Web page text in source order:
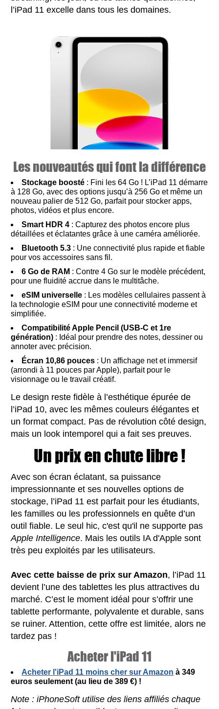
l’iPad 11 excelle dans tous les domaines.
Les nouveautés qui font la différence
Stockage boosté : Fini les 64 Go ! L’iPad 11 démarre
à 128 Go, avec des options jusqu’à 256 Go et même un
nouveau palier de 512 Go, parfait pour stocker apps,
photos, vidéos et plus encore.
Smart HDR 4 : Capturez des photos encore plus
détaillées et éclatantes grâce à une caméra améliorée.
Bluetooth 5.3 : Une connectivité plus rapide et fiable
pour vos accessoires sans fil.
6 Go de RAM : Contre 4 Go sur le modèle précédent,
pour une fluidité accrue dans le multitâche.
eSIM universelle : Les modèles cellulaires passent à
la technologie eSIM pour une connectivité moderne et
simplifiée.
Compatibilité Apple Pencil (USB-C et 1re
génération) : Idéal pour prendre des notes, dessiner ou
annoter avec précision.
Écran 10,86 pouces : Un affichage net et immersif
(arrondi à 11 pouces par Apple), parfait pour le
visionnage ou le travail créatif.
Le design reste fidèle à l’esthétique épurée de
l’iPad 10, avec les mêmes couleurs élégantes et
un format compact. Pas de révolution côté design,
mais un look intemporel qui a fait ses preuves.
Un prix en chute libre !
Avec son écran éclatant, sa puissance
impressionnante et ses nouvelles options de
stockage, l’iPad 11 est parfait pour les étudiants,
les familles ou les professionnels en quête d’un
outil fiable. Le seul hic, c'est qu'il ne supporte pas
Apple Intelligence. Mais les outils IA d'Apple sont
très peu exploités par les utilisateurs.
Avec cette baisse de prix sur Amazon, l’iPad 11
devient l’une des tablettes les plus attractives du
marché. C’est le moment idéal pour s’offrir une
tablette performante, polyvalente et durable, sans
se ruiner. Attention, cette offre est limitée, alors ne
tardez pas !
Acheter l'iPad 11
Acheter l'iPad 11 moins cher sur Amazon à 349
euros seulement (au lieu de 389 €) !
Note : iPhoneSoft utilise des liens affiliés chaque